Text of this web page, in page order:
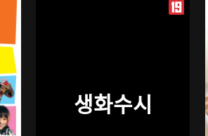
생화수시